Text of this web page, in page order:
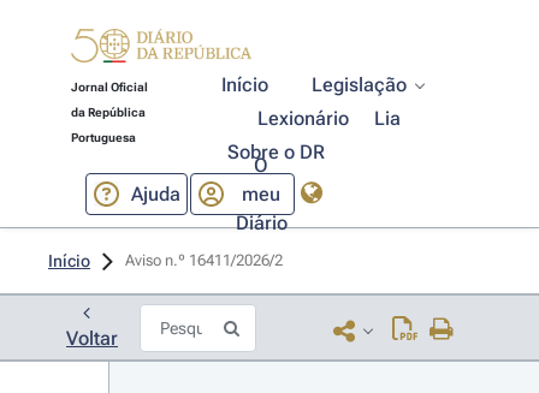
Jornal Oficial
da República
Portuguesa
Início
Legislação
Lexionário
Lia
Sobre o DR
Ajuda
O
meu
Diário
Início Aviso n.º 16411/2026/2
Voltar